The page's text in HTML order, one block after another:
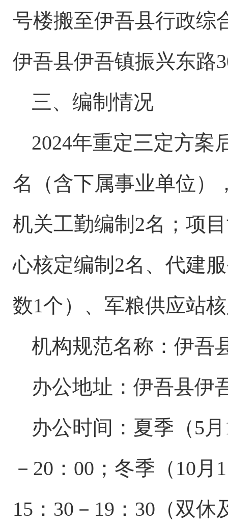
号楼搬至伊吾县行政综
伊吾县伊吾镇振兴东路
三、编制情况
2024年重定三定方案
名
（含下属事业单位）
机关工勤编制 2名；项
心核定编制 2名、代建
数1个）、军粮供应站
机构规范名称：伊吾
办公地址：伊吾县伊
办公时间：夏季（5月
－ 20 ： 00 ；冬季（ 10月 1
15 ： 30 － 19 ： 30 （双